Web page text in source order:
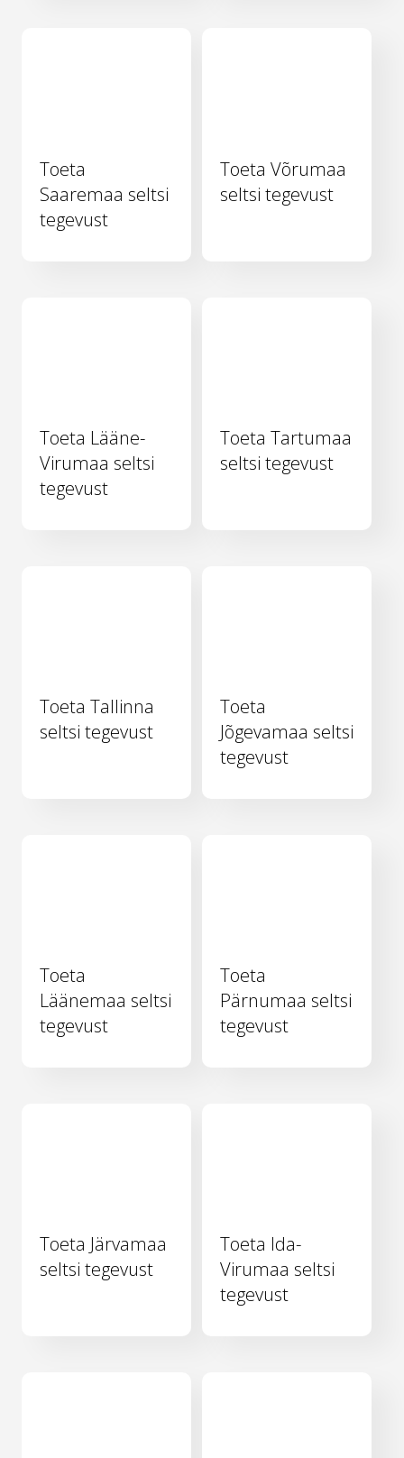
Toeta
Saaremaa seltsi
tegevust
Toeta Võrumaa
seltsi tegevust
Toeta Lääne-
Virumaa seltsi
tegevust
Toeta Tartumaa
seltsi tegevust
Toeta Tallinna
seltsi tegevust
Toeta
Jõgevamaa seltsi
tegevust
Toeta
Läänemaa seltsi
tegevust
Toeta
Pärnumaa seltsi
tegevust
Toeta Järvamaa
seltsi tegevust
Toeta Ida-
Virumaa seltsi
tegevust